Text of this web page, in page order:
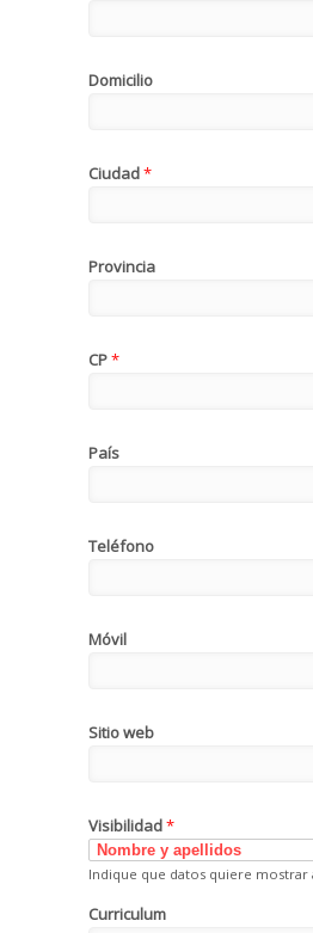
Domicilio
Ciudad*
Provincia
CP*
País
Teléfono
Móvil
Sitio web
Visibilidad*
Indique que datos quiere mostrar
Curriculum